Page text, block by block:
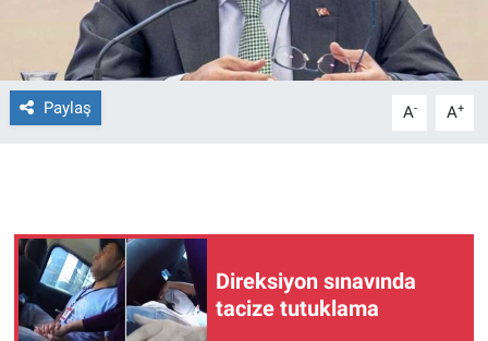
Paylaş A- A+
Direksiyon sınavında
tacize tutuklama
Gerçeğin İzinde
Gün Başlıyor
Gün Bitiyor
Gündem Özel
Günün görüntüsü